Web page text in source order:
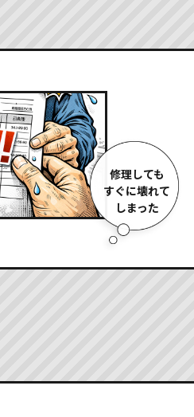
修理しても
すぐに壊れて
しまった